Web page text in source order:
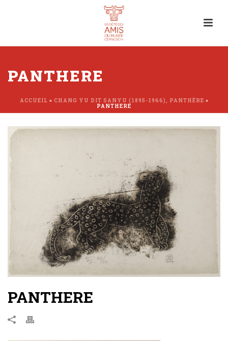
PANTHERE
ACCUEIL » CHANG YU DIT SANYU (1895-1966), PANTHÈRE »
PANTHERE
PANTHERE